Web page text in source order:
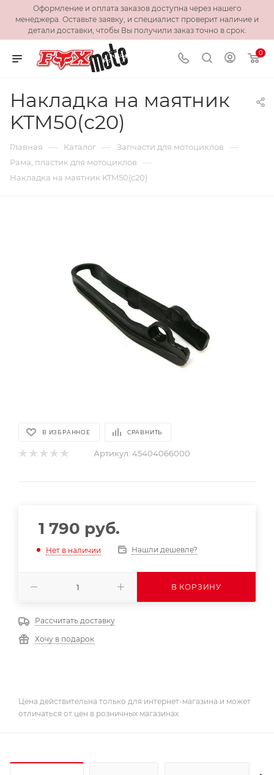
Оформление и оплата заказов доступна через нашего
менеджера. Оставьте заявку, и специалист проверит наличие и
детали доставки, чтобы Вы получили заказ точно в срок.
0
Накладка на маятник
KTM50(с20)
Главная — Каталог — Запчасти для мотоциклов —
Рама, пластик для мотоциклов —
Накладка на маятник KTM50(с20)
В ИЗБРАННОЕ СРАВНИТЬ
Артикул: 45404066000
1 790 руб.
Нет в наличии Нашли дешевле?
В КОРЗИНУ
Рассчитать доставку
Хочу в подарок
Цена действительна только для интернет-магазина и может
отличаться от цен в розничных магазинах